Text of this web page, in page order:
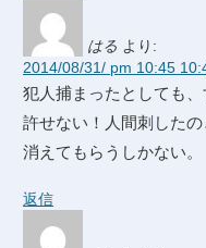
はる より:
2014/08/31/ pm 10:45
犯人捕まったとしても、
許せない！人間刺したの
消えてもらうしかない。
返信